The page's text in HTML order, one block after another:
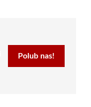
Polub nas!